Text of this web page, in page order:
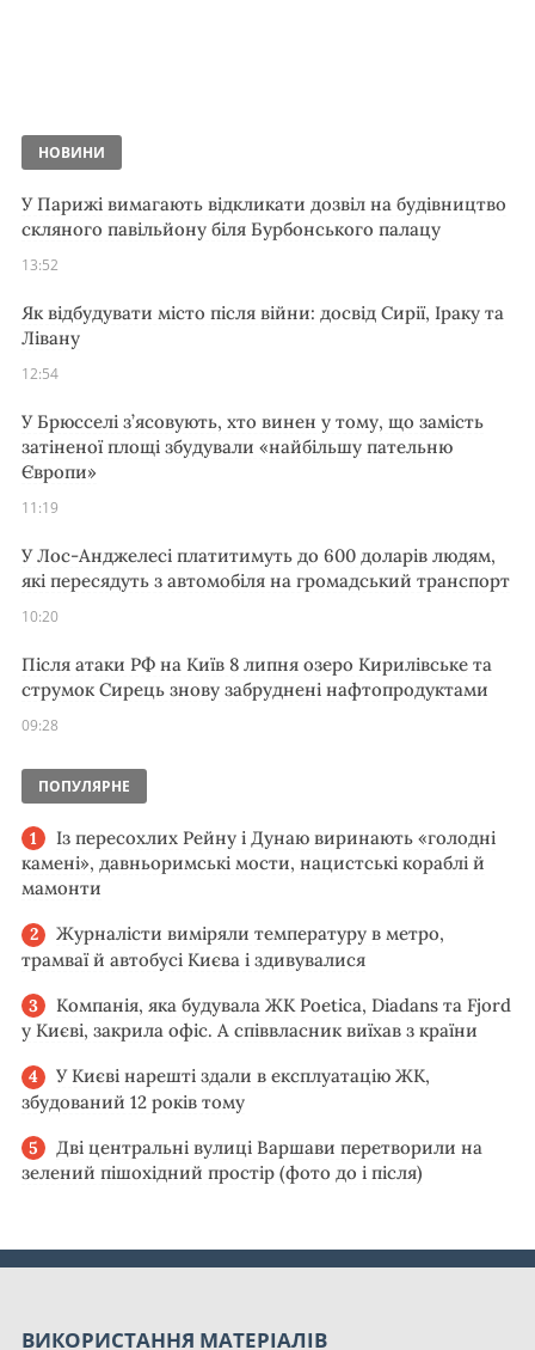
НОВИНИ
У Парижі вимагають відкликати дозвіл на будівництво
скляного павільйону біля Бурбонського палацу
13:52
Як відбудувати місто після війни: досвід Сирії, Іраку та
Лівану
12:54
У Брюсселі з’ясовують, хто винен у тому, що замість
затіненої площі збудували «найбільшу пательню
Європи»
11:19
У Лос-Анджелесі платитимуть до 600 доларів людям,
які пересядуть з автомобіля на громадський транспорт
10:20
Після атаки РФ на Київ 8 липня озеро Кирилівське та
струмок Сирець знову забруднені нафтопродуктами
09:28
ПОПУЛЯРНЕ
Із пересохлих Рейну і Дунаю виринають «голодні
камені», давньоримські мости, нацистські кораблі й
мамонти
Журналісти виміряли температуру в метро,
трамваї й автобусі Києва і здивувалися
Компанія, яка будувала ЖК Poetica, Diadans та Fjord
у Києві, закрила офіс. А співвласник виїхав з країни
У Києві нарешті здали в експлуатацію ЖК,
збудований 12 років тому
Дві центральні вулиці Варшави перетворили на
зелений пішохідний простір (фото до і після)
ВИКОРИСТАННЯ МАТЕРІАЛІВ